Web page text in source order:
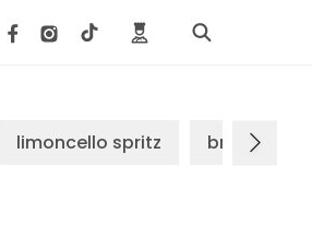
limoncello spritz brassói